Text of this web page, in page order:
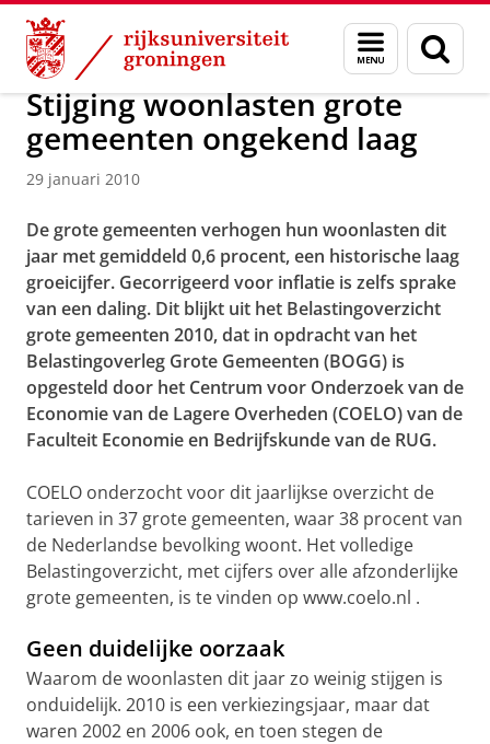
Skip
Content
Skip
Navigation
Menu
en
zoeken
Over ons Actueel Nieuws Nieuwsberichten
Stijging woonlasten grote
gemeenten ongekend laag
29 januari 2010
De grote gemeenten verhogen hun woonlasten dit
jaar met gemiddeld 0,6 procent, een historische laag
groeicijfer. Gecorrigeerd voor inflatie is zelfs sprake
van een daling. Dit blijkt uit het Belastingoverzicht
grote gemeenten 2010, dat in opdracht van het
Belastingoverleg Grote Gemeenten (BOGG) is
opgesteld door het Centrum voor Onderzoek van de
Economie van de Lagere Overheden (COELO) van de
Faculteit Economie en Bedrijfskunde van de RUG.
COELO onderzocht voor dit jaarlijkse overzicht de
tarieven in 37 grote gemeenten, waar 38 procent van
de Nederlandse bevolking woont. Het volledige
Belastingoverzicht, met cijfers over alle afzonderlijke
grote gemeenten, is te vinden op www.coelo.nl .
Geen duidelijke oorzaak
Waarom de woonlasten dit jaar zo weinig stijgen is
onduidelijk. 2010 is een verkiezingsjaar, maar dat
waren 2002 en 2006 ook, en toen stegen de